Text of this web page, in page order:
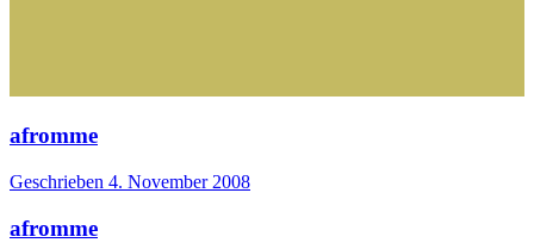
afromme
Geschrieben 4. November 2008
afromme